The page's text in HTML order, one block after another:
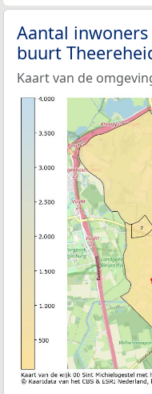
Aantal
buurt
Kaart van de